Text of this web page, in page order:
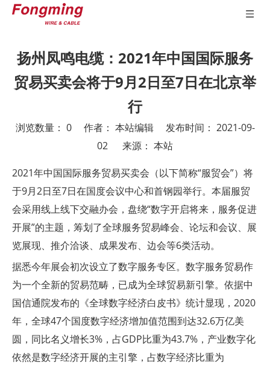
扬州凤鸣电缆：2021年中国国际服务
贸易买卖会将于9月2日至7日在北京举
行
浏览数量： 0作者： 本站编辑 发布时间： 2021-09-
02 来源： 本站
["wechat","weibo","qzone","douban","email"]
2021年中国国际服务贸易买卖会（以下简称“服贸会”）将
于9月2日至7日在国度会议中心和首钢园举行。本届服贸
会采用线上线下交融办会，盘绕“数字开启将来，服务促进
开展”的主题，筹划了全球服务贸易峰会、论坛和会议、展
览展现、推介洽谈、成果发布、边会等6类活动。
据悉今年展会初次设立了数字服务专区。数字服务贸易作
为一个全新的贸易范畴，已成为全球贸易新引擎。依据中
国信通院发布的《全球数字经济白皮书》统计显现，2020
年，全球47个国度数字经济增加值范围到达32.6万亿美
圆，同比名义增长3%，占GDP比重为43.7%，产业数字化
依然是数字经济开展的主引擎，占数字经济比重为